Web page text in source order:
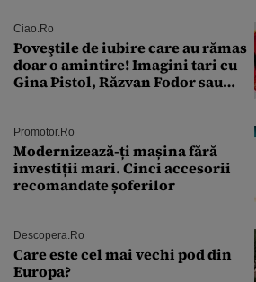
Ciao.ro
Poveştile de iubire care au rămas
doar o amintire! Imagini tari cu
Gina Pistol, Răzvan Fodor sau
Promotor.ro
Modernizează-ți mașina fără
investiții mari. Cinci accesorii
recomandate șoferilor
Descopera.ro
Care este cel mai vechi pod din
Europa?